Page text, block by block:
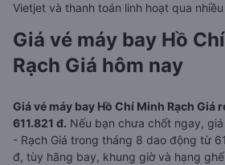
Vietjet và thanh toán linh hoạt qua
Giá vé máy bay Hồ
Rạch Giá hôm nay
Giá vé máy bay Hồ Chí Minh Rạch Giá
611.821 đ. Nếu bạn chưa chốt ngay,
- Rạch Giá trong tháng 8 dao động từ
đ, tùy hãng bay, khung giờ và hạng